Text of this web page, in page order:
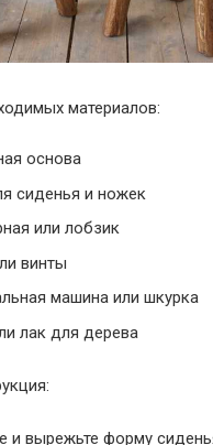
материалов:
основа
сиденья и ножек
или лобзик
винты
машина или шкурка
лак для дерева
и вырежьте форму